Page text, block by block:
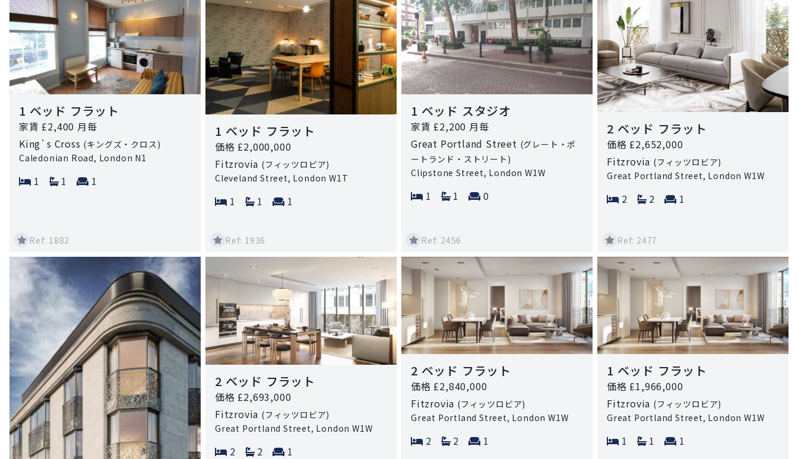
1 ベッド フラット
家賃 £2,400 月毎
King`s Cross (キングズ・クロス)
Caledonian Road, London N1
Bedrooms:
1 Bathrooms:
1 Reception rooms:
1
Ref: 1882
1 ベッド フラット
価格 £2,000,000
Fitzrovia (フィッツロビア)
Cleveland Street, London W1T
Bedrooms:
1 Bathrooms:
1 Reception rooms:
1
Ref: 1936
1 ベッド スタジオ
家賃 £2,200 月毎
Great Portland Street (グレート・ポ
ートランド・ストリート)
Clipstone Street, London W1W
Bedrooms:
1 Bathrooms:
1 Reception rooms:
0
Ref: 2456
2 ベッド フラット
価格 £2,652,000
Fitzrovia (フィッツロビア)
Great Portland Street, London W1W
Bedrooms:
2 Bathrooms:
2 Reception rooms:
1
Ref: 2477
2 ベッド フラット
価格 £2,693,000
Fitzrovia (フィッツロビア)
Great Portland Street, London W1W
Bedrooms:
2 Bathrooms:
2 Reception rooms:
1
2 ベッド フラット
価格 £2,840,000
Fitzrovia (フィッツロビア)
Great Portland Street, London W1W
Bedrooms:
2 Bathrooms:
2 Reception rooms:
1
1 ベッド フラット
価格 £1,966,000
Fitzrovia (フィッツロビア)
Great Portland Street, London W1W
Bedrooms:
1 Bathrooms:
1 Reception rooms:
1